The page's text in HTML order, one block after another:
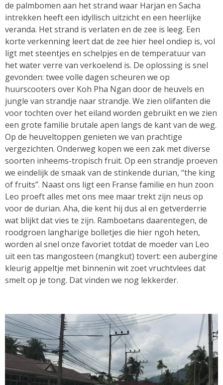
de palmbomen aan het strand waar Harjan en Sacha
intrekken heeft een idyllisch uitzicht en een heerlijke
veranda. Het strand is verlaten en de zee is leeg. Een
korte verkenning leert dat de zee hier heel ondiep is, vol
ligt met steentjes en schelpjes en de temperatuur van
het water verre van verkoelend is. De oplossing is snel
gevonden: twee volle dagen scheuren we op
huurscooters over Koh Pha Ngan door de heuvels en
jungle van strandje naar strandje. We zien olifanten die
voor tochten over het eiland worden gebruikt en we zien
een grote familie brutale apen langs de kant van de weg.
Op de heuveltoppen genieten we van prachtige
vergezichten. Onderweg kopen we een zak met diverse
soorten inheems-tropisch fruit. Op een strandje proeven
we eindelijk de smaak van de stinkende durian, “the king
of fruits”. Naast ons ligt een Franse familie en hun zoon
Leo proeft alles met ons mee maar trekt zijn neus op
voor de durian. Aha, die kent hij dus al en getverderrie
wat blijkt dat vies te zijn. Ramboetans daarentegen, de
roodgroen langharige bolletjes die hier ngoh heten,
worden al snel onze favoriet totdat de moeder van Leo
uit een tas mangosteen (mangkut) tovert: een aubergine
kleurig appeltje met binnenin wit zoet vruchtvlees dat
smelt op je tong. Dat vinden we nog lekkerder.